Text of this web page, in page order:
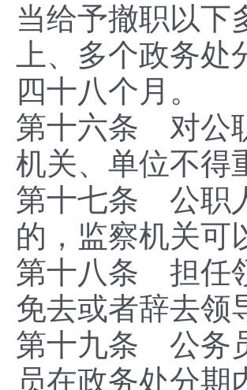
当给予撤职以下
上、多个政务
四十八个月。
第十六条 对公
机关、单位不得
第十七条 公职
的，监察机关可
第十八条 担任
免去或者辞去领
第十九条 公务
员在政务处分期